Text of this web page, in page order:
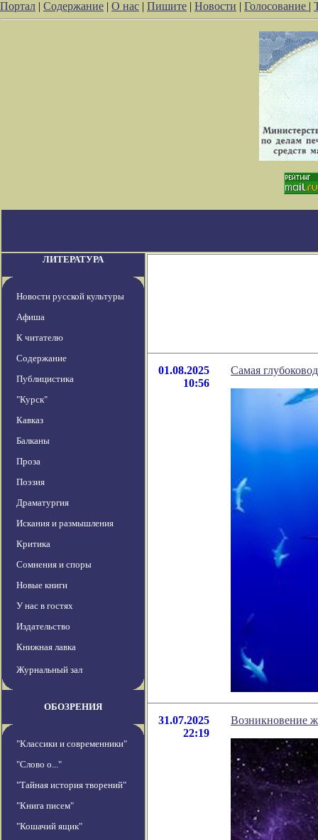
Портал | Содержание | О нас | Пишите | Новости | Голосование |
ЛИТЕРАТУРА
Новости русской культуры
Афиша
К читателю
Содержание
Публицистика
"Курск"
Кавказ
Балканы
Проза
Поэзия
Драматургия
Искания и размышления
Критика
Сомнения и споры
Новые книги
У нас в гостях
Издательство
Книжная лавка
Журнальный зал
ОБОЗРЕНИЯ
"Классики и современники"
"Слово о..."
"Тайная история творений"
"Книга писем"
"Кошачий ящик"
01.08.2025
10:56
Самая
31.07.2025
22:19
Возникновение